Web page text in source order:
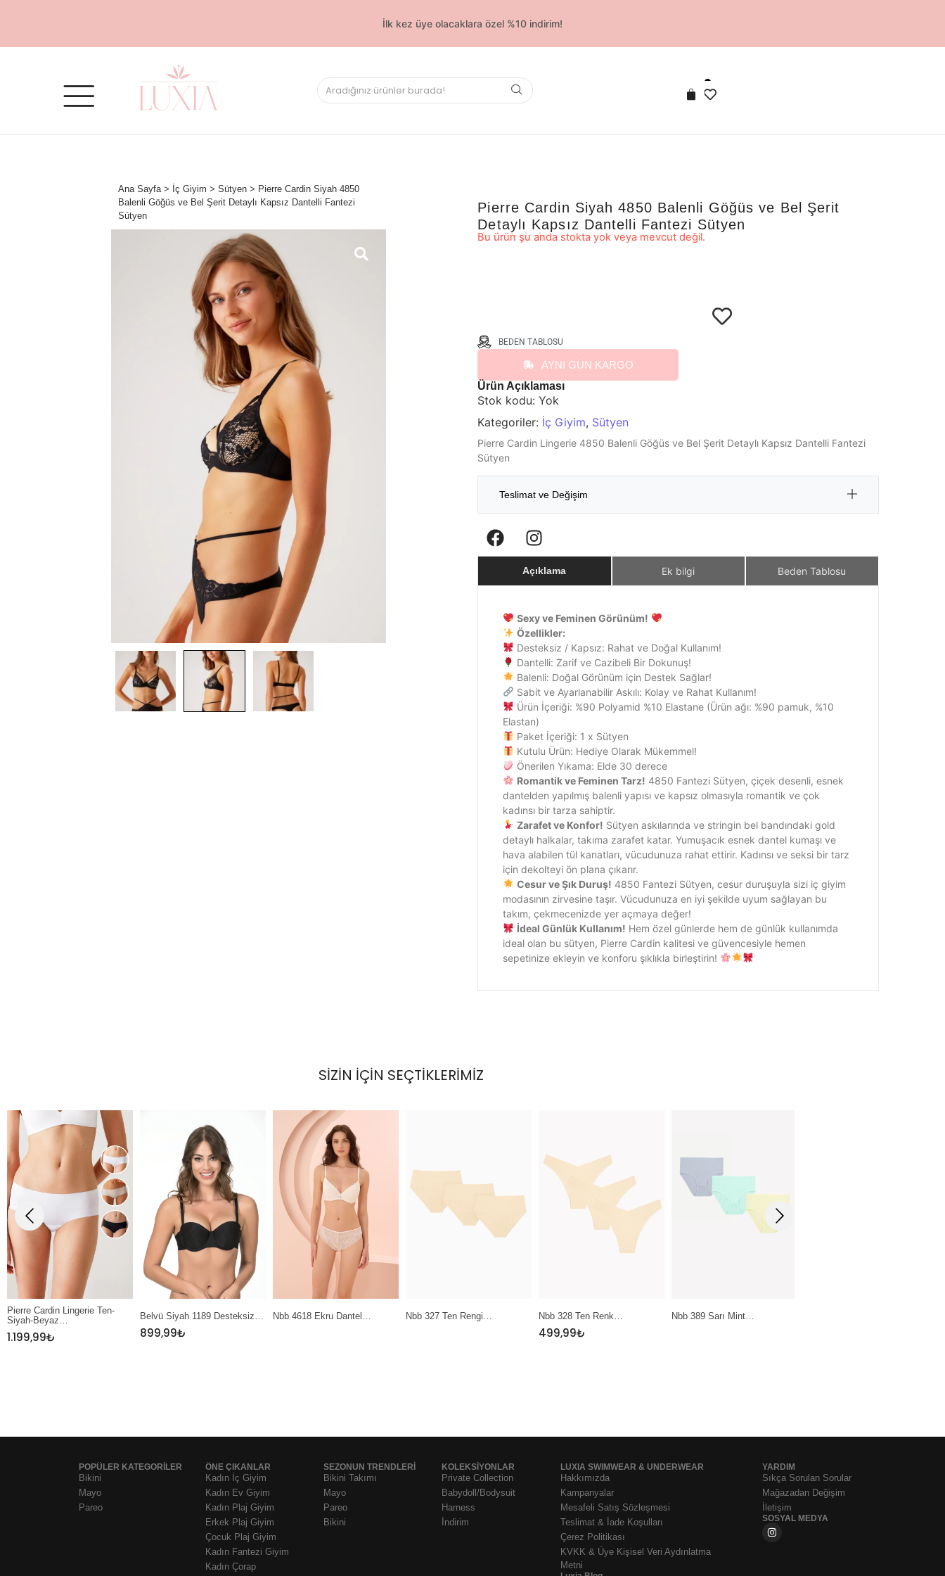
İlk kez üye olacaklara özel %10 indirim!
Ana Sayfa> İç Giyim > Sütyen> Pierre Cardin Siyah 4850
Balenli Göğüs ve Bel Şerit Detaylı Kapsız Dantelli Fantezi
Sütyen
Pierre Cardin Siyah 4850 Balenli Göğüs ve Bel Şerit
Detaylı Kapsız Dantelli Fantezi Sütyen
☆☆☆☆☆
Bu ürün şu anda stokta yok veya mevcut değil.
BEDEN TABLOSU
AYNI GÜN KARGO
Ürün Açıklaması
Stok kodu:Yok
Kategoriler: İç Giyim, Sütyen
Pierre Cardin Lingerie 4850 Balenli Göğüs ve Bel Şerit Detaylı Kapsız Dantelli Fantezi
Sütyen
Teslimat ve Değişim
Açıklama Ek bilgi Beden Tablosu
Sexy ve Feminen Görünüm!
Özellikler:
Desteksiz / Kapsız: Rahat ve Doğal Kullanım!
Dantelli: Zarif ve Cazibeli Bir Dokunuş!
Balenli: Doğal Görünüm için Destek Sağlar!
Sabit ve Ayarlanabilir Askılı: Kolay ve Rahat Kullanım!
Ürün İçeriği: %90 Polyamid %10 Elastane (Ürün ağı: %90 pamuk, %10
Elastan)
Paket İçeriği: 1 x Sütyen
Kutulu Ürün: Hediye Olarak Mükemmel!
Önerilen Yıkama: Elde 30 derece
Romantik ve Feminen Tarz! 4850 Fantezi Sütyen, çiçek desenli, esnek
dantelden yapılmış balenli yapısı ve kapsız olmasıyla romantik ve çok
kadınsı bir tarza sahiptir.
Zarafet ve Konfor! Sütyen askılarında ve stringin bel bandındaki gold
detaylı halkalar, takıma zarafet katar. Yumuşacık esnek dantel kumaşı ve
hava alabilen tül kanatları, vücudunuza rahat ettirir. Kadınsı ve seksi bir tarz
için dekolteyi ön plana çıkarır.
Cesur ve Şık Duruş! 4850 Fantezi Sütyen, cesur duruşuyla sizi iç giyim
modasının zirvesine taşır. Vücudunuza en iyi şekilde uyum sağlayan bu
takım, çekmecenizde yer açmaya değer!
İdeal Günlük Kullanım! Hem özel günlerde hem de günlük kullanımda
ideal olan bu sütyen, Pierre Cardin kalitesi ve güvencesiyle hemen
sepetinize ekleyin ve konforu şıklıkla birleştirin!
SİZİN İÇİN SEÇTİKLERİMİZ
Belvü Siyah 1189 Desteksiz…
899,99₺
Nbb 4618 Ekru Dantel… Nbb 327 Ten Rengi… Nbb 328 Ten Renk… Nbb 389 Sarı Mint… Daymod Lady Fity 15…
POPÜLER KATEGORİLER
Bikini
Mayo
Pareo
ÖNE ÇIKANLAR
Kadın İç Giyim
Kadın Ev Giyim
Kadın Plaj Giyim
Erkek Plaj Giyim
Çocuk Plaj Giyim
Kadın Fantezi Giyim
Kadın Çorap
SEZONUN TRENDLERI
Bikini Takımı
Mayo
Pareo
Bikini
KOLEKSIYONLAR
Private Collection
Babydoll/Bodysuit
Harness
İndirim
LUXIA SWIMWEAR & UNDERWEAR
Hakkımızda
Kampanyalar
Mesafeli Satış Sözleşmesi
Teslimat & İade Koşulları
Çerez Politikası
KVKK & Üye Kişisel Veri Aydınlatma
Metni
YARDIM
Sıkça Sorulan Sorular
Mağazadan Değişim
İletişim
SOSYAL MEDYA